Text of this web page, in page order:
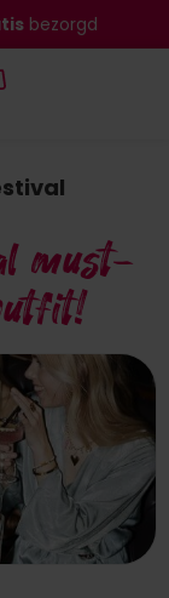
bezorgd
must-